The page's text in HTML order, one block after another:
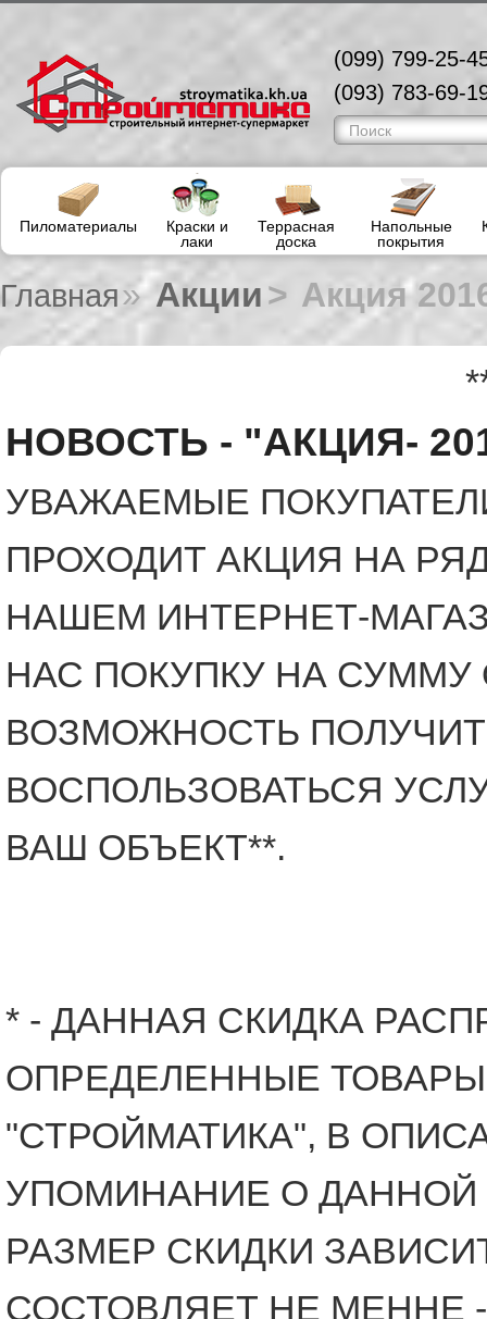
(099) 799-25-
(093) 783-69-
Пиломатериалы
Краски и
лаки
Террасная
доска
Напольные
покрытия
Главная»Акции> Акция
НОВОСТЬ - "АКЦИЯ-
УВАЖАЕМЫЕ
ПРОХОДИТ АКЦИЯ НА
НАШЕМ ИНТЕРНЕТ-
НАС ПОКУПКУ НА СУММУ
ВОЗМОЖНОСТЬ
ВОСПОЛЬЗОВАТЬСЯ
ВАШ ОБЪЕКТ**.
* - ДАННАЯ СКИДКА
ОПРЕДЕЛЕННЫЕ
"СТРОЙМАТИКА", В
УПОМИНАНИЕ О ДАННОЙ
РАЗМЕР СКИДКИ
СОСТОВЛЯЕТ НЕ МЕННЕ